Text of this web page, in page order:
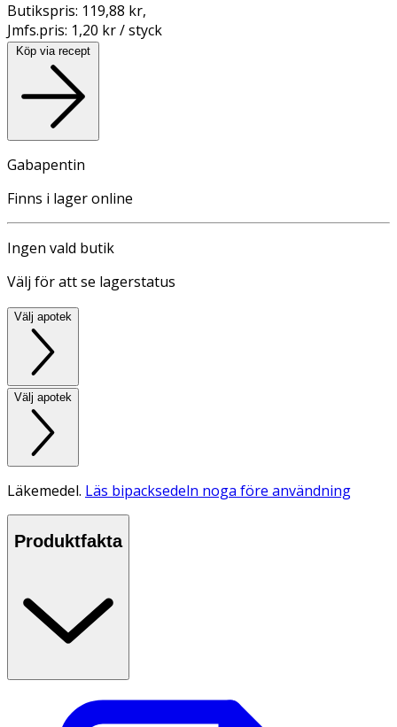
Butikspris: 119,88 kr,
Jmfs.pris: 1,20 kr / styck
Köp via recept
Gabapentin
Finns i lager online
Ingen vald butik
Välj för att se lagerstatus
Välj apotek
Välj apotek
Läkemedel. Läs bipacksedeln noga före användning
Produktfakta